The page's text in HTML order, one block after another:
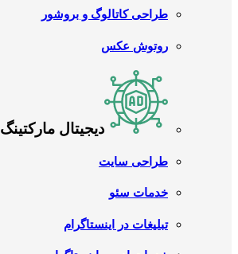
طراحی کاتالوگ و بروشور
روتوش عکس
دیجیتال مارکتینگ
طراحی سایت
خدمات سئو
تبلیغات در اینستاگرام